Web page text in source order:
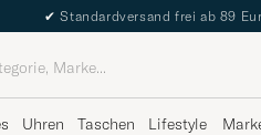
✔ Standardversand frei ab 89
Uhren Taschen Lifestyle